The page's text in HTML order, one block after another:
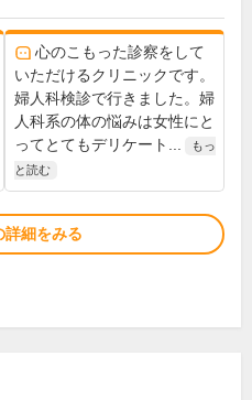
心のこもった診察をして
いただけるクリニックです。
婦人科検診で行きました。婦
人科系の体の悩みは女性にと
ってとてもデリケート...
もっ
と読む
詳細をみる